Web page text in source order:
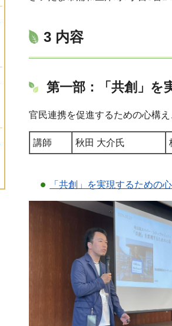
3 内容
第一部：「共創」を
官民連携を促進するための心構
講師 秋田 大介氏
「共創」を実現するための